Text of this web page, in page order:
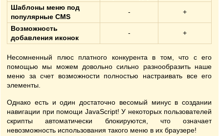
Шаблоны меню под
популярные CMS
- +
Возможность
добавления иконок
- +
Несомненный плюс платного конкурента в том, что с его
помощью мы можем довольно сильно разнообразить наше
меню за счет возможности полностью настраивать все его
элементы.
Однако есть и один достаточно весомый минус в создании
навигации при помощи JavaScript! У некоторых пользователей
скрипты автоматически блокируются, что означает
невозможность использования такого меню в их браузере!